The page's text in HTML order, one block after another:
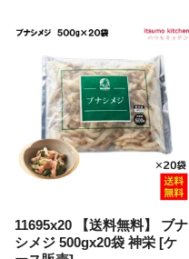
11695x20 【送料無料】 ブナ
シメジ 500gx20袋 神栄 [ケ